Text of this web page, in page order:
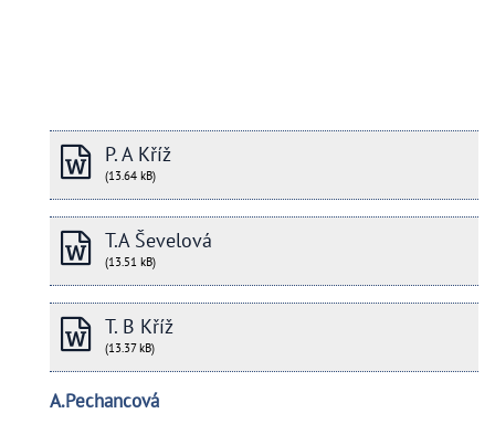
P. A Kříž
(13.64 kB)
T.A Ševelová
(13.51 kB)
T. B Kříž
(13.37 kB)
A.Pechancová